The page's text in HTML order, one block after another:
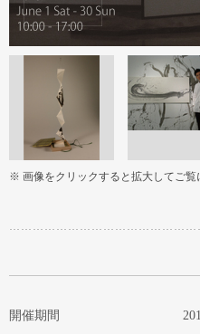
※ 画像をクリックすると拡大してご覧
開催期間